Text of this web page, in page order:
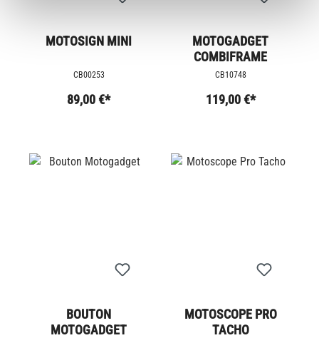
MOTOSIGN MINI
CB00253
89,00 €*
MOTOGADGET
COMBIFRAME
CB10748
119,00 €*
BOUTON
MOTOGADGET
MOTOSCOPE PRO
TACHO